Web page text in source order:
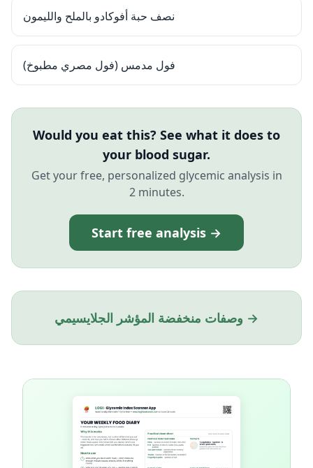
نصف حبة أفوكادو بالملح والليمون
فول مدمس (فول مصري مطبوخ)
Would you eat this? See what it does to
your blood sugar.
Get your free, personalized glycemic analysis in
2 minutes.
Start free analysis →
وصفات منخفضة المؤشر الجلايسيمي →